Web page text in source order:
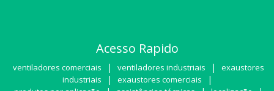
Acesso Rapido
ventiladores comerciais | ventiladores industriais |
exaustores
industriais
| exaustores comerciais |